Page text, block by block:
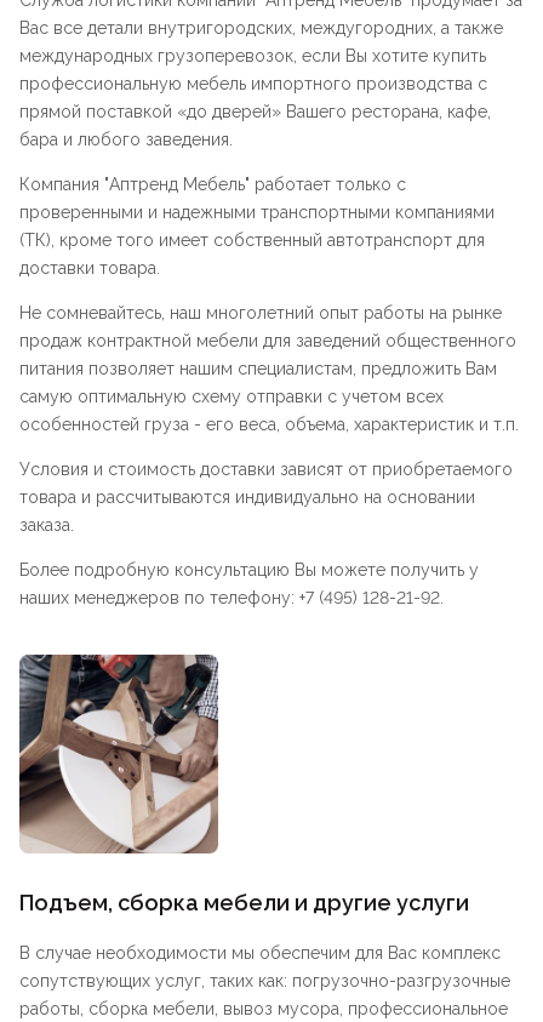
Вас все детали внутригородских, междугородних, а также
международных грузоперевозок, если Вы хотите купить
профессиональную мебель импортного производства с
прямой поставкой «до дверей» Вашего ресторана, кафе,
бара и любого заведения.
Компания "Аптренд Мебель" работает только с
проверенными и надежными транспортными компаниями
(ТК), кроме того имеет собственный автотранспорт для
доставки товара.
Не сомневайтесь, наш многолетний опыт работы на рынке
продаж контрактной мебели для заведений общественного
питания позволяет нашим специалистам, предложить Вам
самую оптимальную схему отправки с учетом всех
особенностей груза - его веса, объема, характеристик и т.п.
Условия и стоимость доставки зависят от приобретаемого
товара и рассчитываются индивидуально на основании
заказа.
Более подробную консультацию Вы можете получить у
наших менеджеров по телефону: +7 (495) 128-21-92.
Подъем, сборка мебели и другие услуги
В случае необходимости мы обеспечим для Вас комплекс
сопутствующих услуг, таких как: погрузочно-разгрузочные
работы, сборка мебели, вывоз мусора, профессиональное